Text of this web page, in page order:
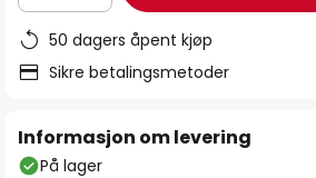
50 dagers åpent kjøp
Sikre betalingsmetoder
Informasjon om levering
På lager